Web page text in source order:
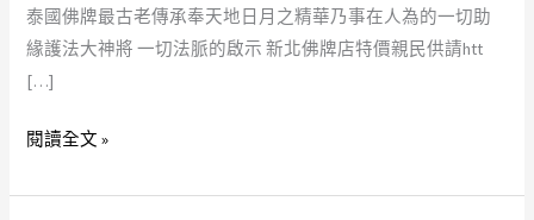
泰國佛牌最古老傳承奉天地日月之精華乃事在人為的一切助
緣護法大神將 一切法脈的啟示 新北佛牌店特價親民供請htt
[…]
日
月
之
華
閱讀全文 »